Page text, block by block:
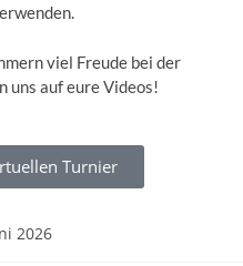
viel Freude bei der
uns auf eure Videos!
Turnier
2026